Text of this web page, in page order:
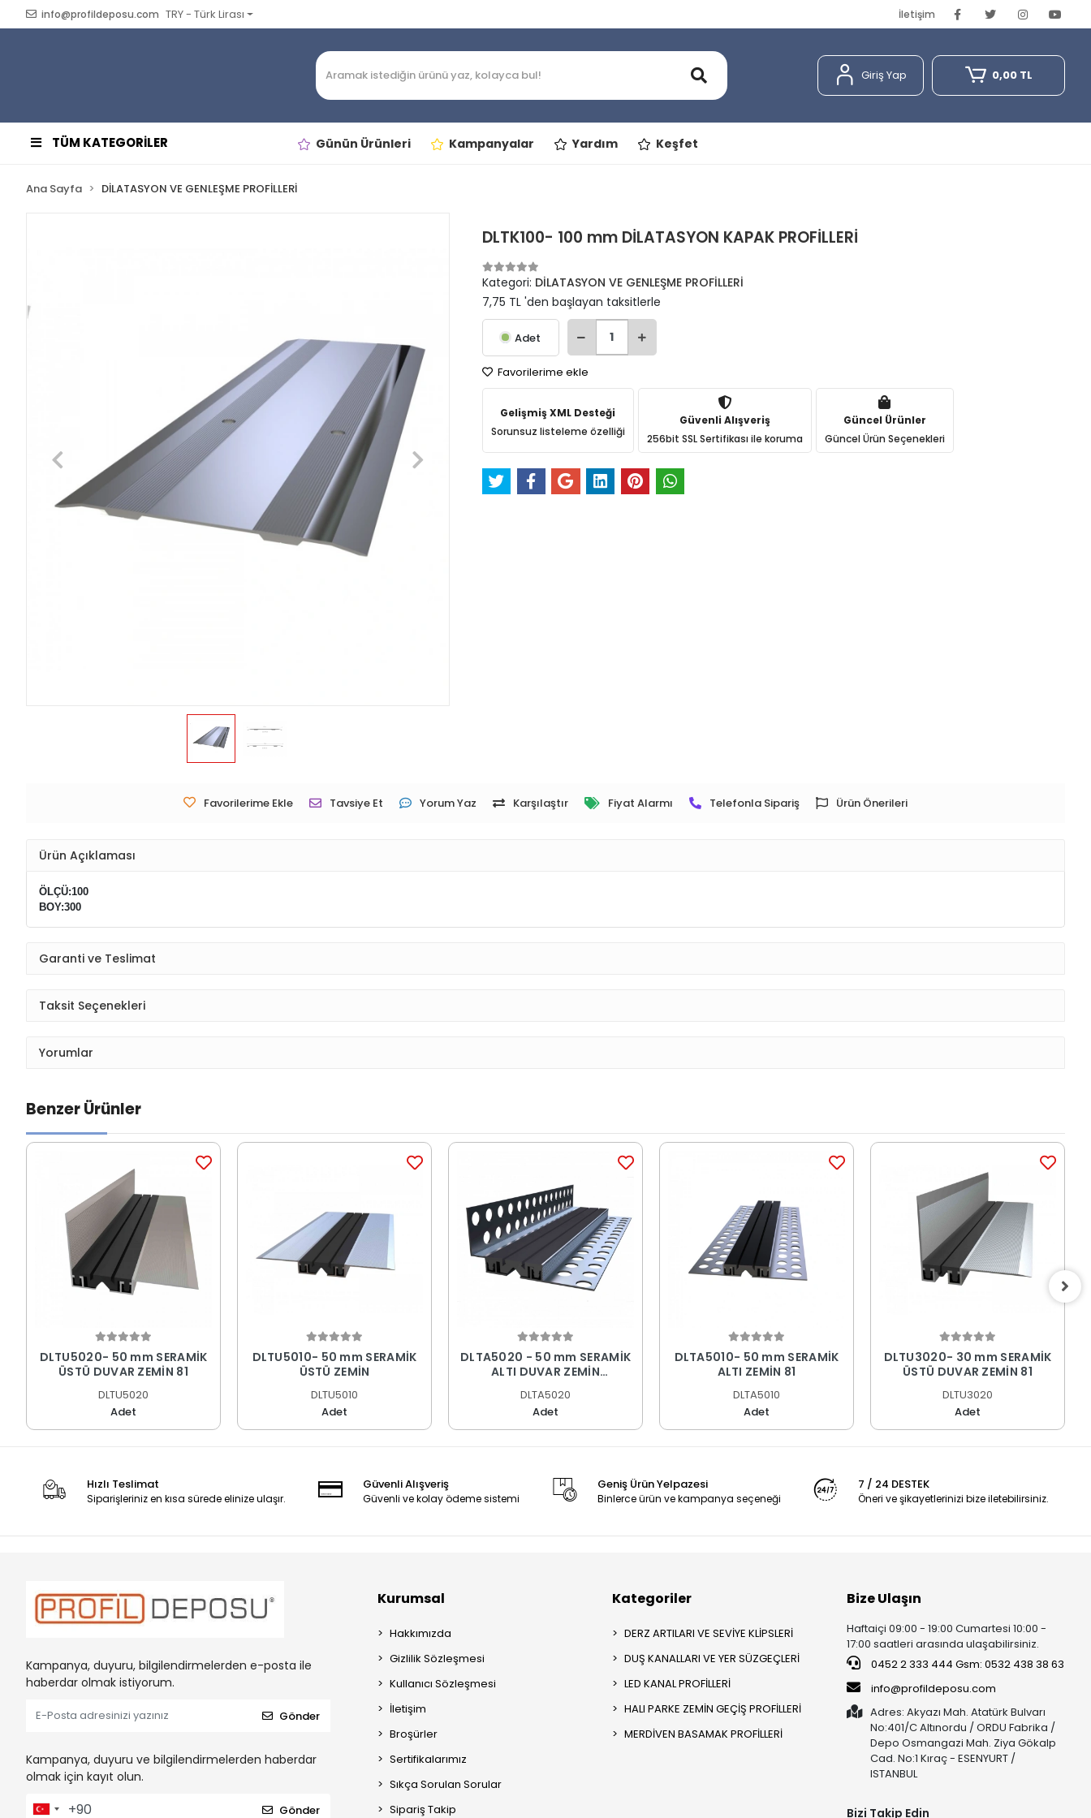
info@profildeposu.com TRY - Türk Lirası İletişim
Giriş Yap 0,00 TL
TÜM KATEGORİLER Günün Ürünleri Kampanyalar Yardım Keşfet
Ana Sayfa DİLATASYON VE GENLEŞME PROFİLLERİ
DLTK100- 100 mm DİLATASYON KAPAK PROFİLLERİ
Kategori: DİLATASYON VE GENLEŞME PROFİLLERİ
7,75 TL 'den başlayan taksitlerle
Adet
Favorilerime ekle
Gelişmiş XML Desteği
Sorunsuz listeleme özelliği
Güvenli Alışveriş
256bit SSL Sertifikası ile koruma
Güncel Ürünler
Güncel Ürün Seçenekleri
Favorilerime Ekle Tavsiye Et Yorum Yaz Karşılaştır Fiyat Alarmı Telefonla Sipariş Ürün Önerileri
Ürün Açıklaması
ÖLÇÜ:100
BOY:300
Garanti ve Teslimat
Taksit Seçenekleri
Yorumlar
Benzer Ürünler
DLTU5020- 50 mm SERAMİK
ÜSTÜ DUVAR ZEMİN 81
DLTU5020
Adet
DLTU5010- 50 mm SERAMİK
ÜSTÜ ZEMİN
DLTU5010
Adet
DLTA5020 - 50 mm SERAMİK
ALTI DUVAR ZEMİN
DLTA5020
Adet
DLTA5010- 50 mm SERAMİK
ALTI ZEMİN 81
DLTA5010
Adet
DLTU3020- 30 mm SERAMİK
ÜSTÜ DUVAR ZEMİN 81
DLTU3020
Adet
Hızlı Teslimat
Siparişleriniz en kısa sürede elinize ulaşır.
Güvenli Alışveriş
Güvenli ve kolay ödeme sistemi
Geniş Ürün Yelpazesi
Binlerce ürün ve kampanya seçeneği
7 / 24 DESTEK
Öneri ve şikayetlerinizi bize iletebilirsiniz.
Kampanya, duyuru, bilgilendirmelerden e-posta ile
haberdar olmak istiyorum.
Gönder
Kampanya, duyuru ve bilgilendirmelerden haberdar
olmak için kayıt olun.
Gönder
Kurumsal
Hakkımızda
Gizlilik Sözleşmesi
Kullanıcı Sözleşmesi
İletişim
Broşürler
Sertifikalarımız
Sıkça Sorulan Sorular
Sipariş Takip
Kategoriler
DERZ ARTILARI VE SEVİYE KLİPSLERİ
DUŞ KANALLARI VE YER SÜZGEÇLERİ
LED KANAL PROFİLLERİ
HALI PARKE ZEMİN GEÇİŞ PROFİLLERİ
MERDİVEN BASAMAK PROFİLLERİ
Bize Ulaşın
Haftaiçi 09:00 - 19:00 Cumartesi 10:00 -
17:00 saatleri arasında ulaşabilirsiniz.
0452 2 333 444 Gsm: 0532 438 38 63
info@profildeposu.com
Adres: Akyazı Mah. Atatürk Bulvarı
No:401/C Altınordu / ORDU Fabrika /
Depo Osmangazi Mah. Ziya Gökalp
Cad. No:1 Kıraç - ESENYURT /
ISTANBUL
Bizi Takip Edin